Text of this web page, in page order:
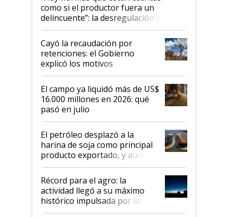
como si el productor fuera un
delincuente”: la desregulación llegó
al Congreso Aapresid y hasta se
habló del financiamiento al IPCVA
Cayó la recaudación por
retenciones: el Gobierno
explicó los motivos
El campo ya liquidó más de US$
16.000 millones en 2026: qué
pasó en julio
El petróleo desplazó a la
harina de soja como principal
producto exportado, y aún así
el agro aportó casi seis de cada
diez dólares y sostuvo el
liderazgo en un semestre
récord
Récord para el agro: la
actividad llegó a su máximo
histórico impulsada por la
cosecha y las exportaciones